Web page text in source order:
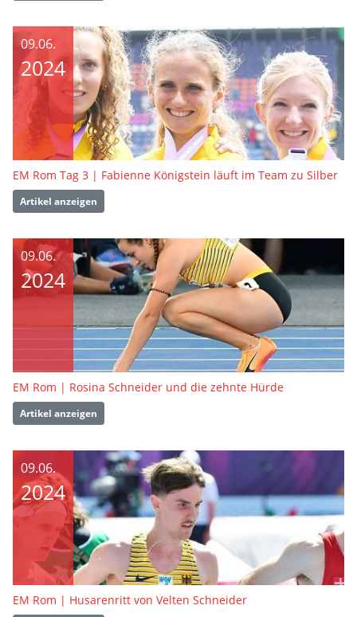
09.06.
2024
EM Rom Tag 3 | Fabienne Königstein läuft im Team zu Silber
Artikel anzeigen
09.06.
2024
EM Rom | Rosina Schneider und die zehnte Hürde
Artikel anzeigen
09.06.
2024
EM Rom | Husarenritt von Velten Schneider